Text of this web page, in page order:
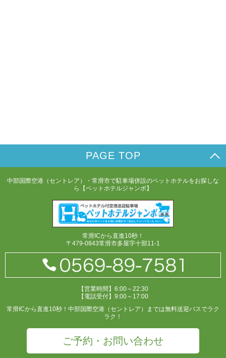
PAGE TOP
中部国際空港（セントレア）・常滑市で駐車場併設のペットホテルをお探しな
ら【ペットホテルジャンボ】
常滑ICから直進10秒！
〒479-0843常滑市多屋字十部11-1
【営業時間】6:00～22:30
【電話受付】9:00～17:00
常滑ICから直進10秒！中部国際空港（セントレア）までは無料送迎バスでラク
ラク！
ご予約・お問い合わせ